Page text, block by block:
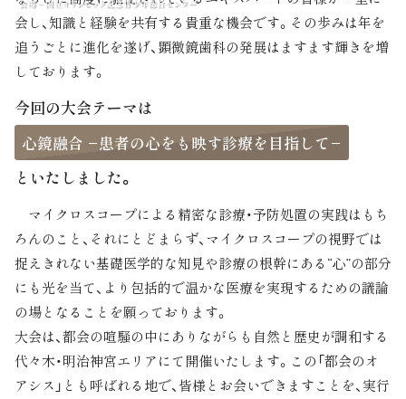
会し、知識と経験を共有する貴重な機会です。その歩みは年を
追うごとに進化を遂げ、顕微鏡歯科の発展はますます輝きを増
しております。
今回の大会テーマは
心鏡融合 −患者の心をも映す診療を目指して−
といたしました。
マイクロスコープによる精密な診療・予防処置の実践はもち
ろんのこと、それにとどまらず、マイクロスコープの視野では
捉えきれない基礎医学的な知見や診療の根幹にある“心”の部分
にも光を当て、より包括的で温かな医療を実現するための議論
の場となることを願っております。
大会は、都会の喧騒の中にありながらも自然と歴史が調和する
代々木・明治神宮エリアにて開催いたします。この「都会のオ
アシス」とも呼ばれる地で、皆様とお会いできますことを、実行